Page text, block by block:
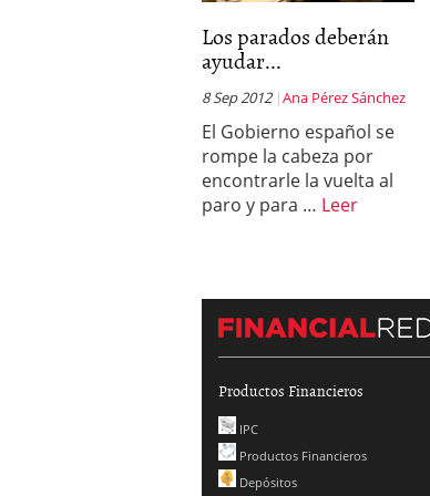
Los parados deberán
ayudar...
8 Sep 2012 Ana Pérez Sánchez
El Gobierno español se
rompe la cabeza por
encontrarle la vuelta al
paro y para … Leer
Productos Financieros
IPC
Productos Financieros
Depósitos